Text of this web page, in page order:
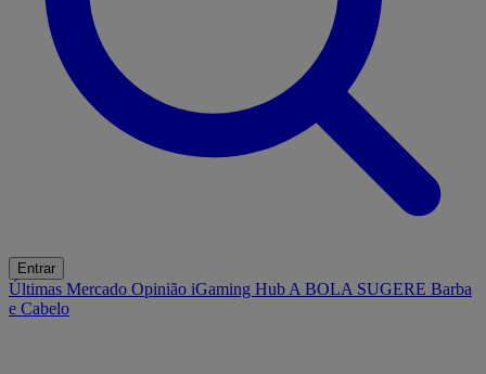
Entrar
Últimas Mercado Opinião iGaming Hub A BOLA SUGERE Barba
e Cabelo